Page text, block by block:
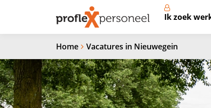
Ik zoek
Home Vacatures in Nieuwegein